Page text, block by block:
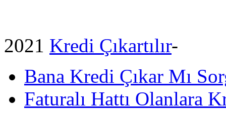
2021 Kredi Çıkartılır-
Bana Kredi Çıkar Mı
Faturalı Hattı Olanlara